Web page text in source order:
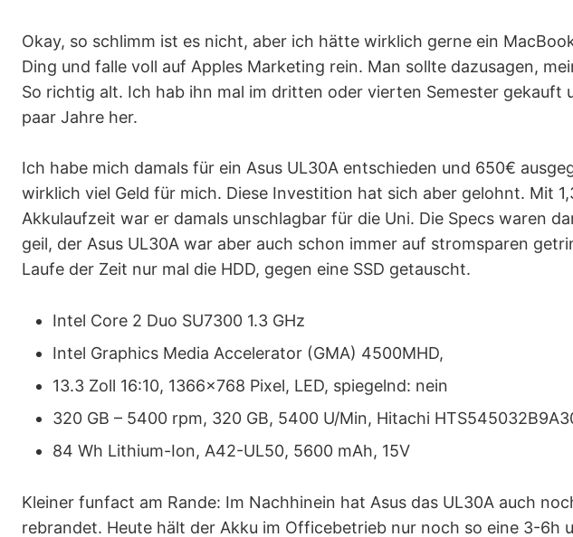
Okay, so schlimm ist es nicht, aber ich hätte wirklich gerne ein
Ding und falle voll auf Apples Marketing rein. Man sollte dazusagen,
So richtig alt. Ich hab ihn mal im dritten oder vierten Semester gekauft
paar Jahre her.
Ich habe mich damals für ein Asus UL30A entschieden und 650€
wirklich viel Geld für mich. Diese Investition hat sich aber gelohnt. Mit
Akkulaufzeit war er damals unschlagbar für die Uni. Die Specs waren
geil, der Asus UL30A war aber auch schon immer auf stromsparen
Laufe der Zeit nur mal die HDD, gegen eine SSD getauscht.
Intel Core 2 Duo SU7300 1.3 GHz
Intel Graphics Media Accelerator (GMA) 4500MHD,
13.3 Zoll 16:10, 1366×768 Pixel, LED, spiegelnd: nein
320 GB – 5400 rpm, 320 GB, 5400 U/Min, Hitachi
84 Wh Lithium-Ion, A42-UL50, 5600 mAh, 15V
Kleiner funfact am Rande: Im Nachhinein hat Asus das UL30A auch
rebrandet. Heute hält der Akku im Officebetrieb nur noch so eine 3-6h